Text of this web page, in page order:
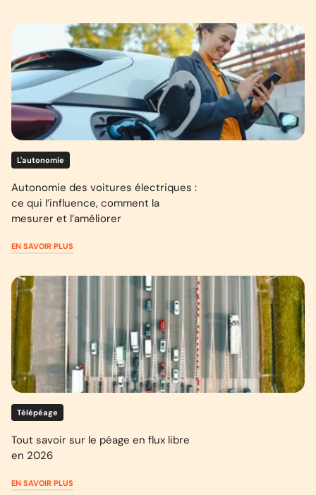
L'autonomie
Autonomie des voitures électriques :
ce qui l’influence, comment la
mesurer et l’améliorer
EN SAVOIR PLUS
Télépéage
Tout savoir sur le péage en flux libre
en 2026
EN SAVOIR PLUS